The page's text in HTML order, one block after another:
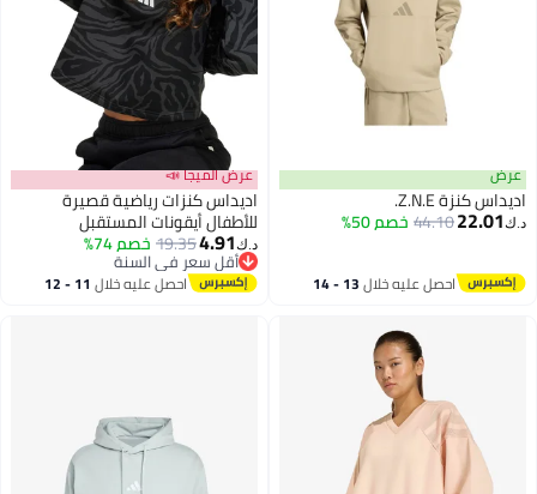
عرض
اديداس كنزة Z.N.E.
د.ك‏22.01
44.10خصم 50%
احصل عليه خلال 13 - 14
عرض الميجا 📣
اديداس كنزات رياضية قصيرة
للأطفال أيقونات المستقبل
د.ك‏4.91
19.35خصم 74%
أقل سعر في السنة
أقل سعر في السنة
احصل عليه خلال 11 - 12